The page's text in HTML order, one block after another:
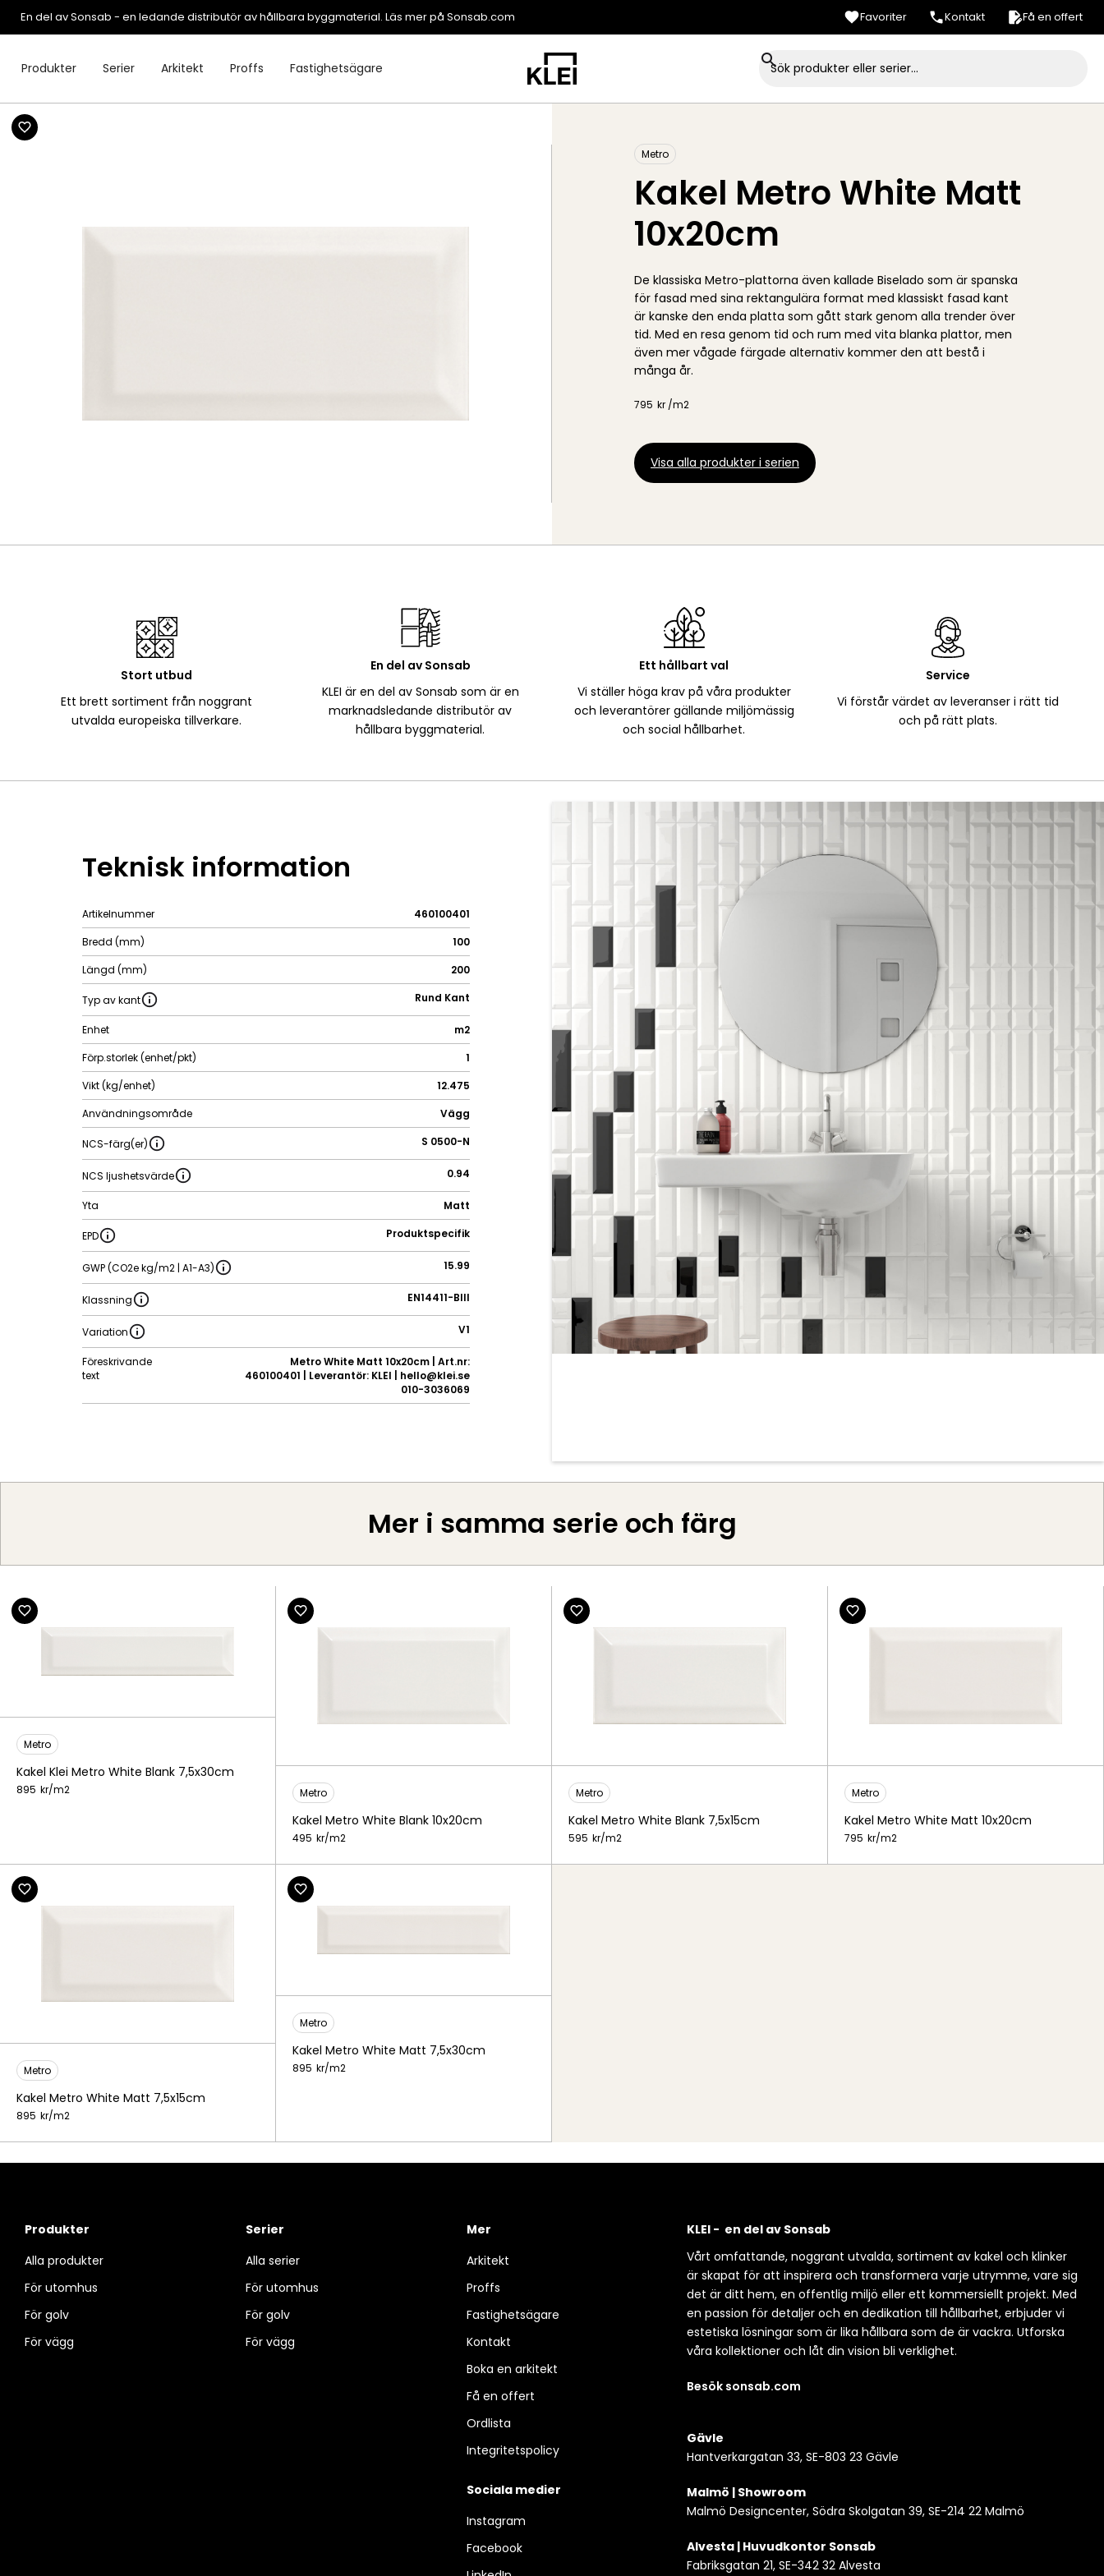
En del av Sonsab - en ledande distributör av hållbara byggmaterial. Läs mer på Sonsab.com Favoriter Kontakt Få en offert
Produkter Serier Arkitekt Proffs Fastighetsägare
Metro
Kakel Metro White Matt
10x20cm
De klassiska Metro-plattorna även kallade Biselado som är spanska
för fasad med sina rektangulära format med klassiskt fasad kant
är kanske den enda platta som gått stark genom alla trender över
tid. Med en resa genom tid och rum med vita blanka plattor, men
även mer vågade färgade alternativ kommer den att bestå i
många år.
795 kr /m2
Visa alla produkter i serien
Stort utbud
Ett brett sortiment från noggrant
utvalda europeiska tillverkare.
En del av Sonsab
KLEI är en del av Sonsab som är en
marknadsledande distributör av
hållbara byggmaterial.
Ett hållbart val
Vi ställer höga krav på våra produkter
och leverantörer gällande miljömässig
och social hållbarhet.
Service
Vi förstår värdet av leveranser i rätt tid
och på rätt plats.
Teknisk information
Artikelnummer
460100401
Bredd (mm)
100
Längd (mm)
200
Typ av kant Rund Kant
Enhet
m2
Förp.storlek (enhet/pkt)
1
Vikt (kg/enhet)
12.475
Användningsområde
Vägg
NCS-färg(er) S 0500-N
NCS ljushetsvärde 0.94
Yta Matt
EPD Produktspecifik
GWP (CO2e kg/m2 | A1-A3) 15.99
Klassning EN14411-BIII
Variation V1
Föreskrivande
text
Metro White Matt 10x20cm | Art.nr:
460100401 | Leverantör: KLEI | hello@klei.se
010-3036069
Mer i samma serie och färg
Metro
Kakel Klei Metro White Blank 7,5x30cm
895 kr/m2 Metro
Kakel Metro White Blank 10x20cm
495 kr/m2
Metro
Kakel Metro White Blank 7,5x15cm
595 kr/m2
Metro
Kakel Metro White Matt 10x20cm
795 kr/m2
Metro
Kakel Metro White Matt 7,5x15cm
895 kr/m2
Metro
Kakel Metro White Matt 7,5x30cm
895 kr/m2
Produkter
Alla produkter
För utomhus
För golv
För vägg
Serier
Alla serier
För utomhus
För golv
För vägg
Mer
Arkitekt
Proffs
Fastighetsägare
Kontakt
Boka en arkitekt
Få en offert
Ordlista
Integritetspolicy
Sociala medier
Instagram
Facebook
KLEI - en del av Sonsab
Vårt omfattande, noggrant utvalda, sortiment av kakel och klinker
är skapat för att inspirera och transformera varje utrymme, vare sig
det är ditt hem, en offentlig miljö eller ett kommersiellt projekt. Med
en passion för detaljer och en dedikation till hållbarhet, erbjuder vi
estetiska lösningar som är lika hållbara som de är vackra. Utforska
våra kollektioner och låt din vision bli verklighet.
Besök sonsab.com
Gävle
Hantverkargatan 33, SE-803 23 Gävle
Malmö | Showroom
Malmö Designcenter, Södra Skolgatan 39, SE-214 22 Malmö
Alvesta | Huvudkontor Sonsab
Fabriksgatan 21, SE-342 32 Alvesta